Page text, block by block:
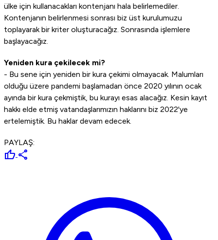
ülke için kullanacakları kontenjanı hala belirlemediler.
Kontenjanın belirlenmesi sonrası biz üst kurulumuzu
toplayarak bir kriter oluşturacağız. Sonrasında işlemlere
başlayacağız.
Yeniden kura çekilecek mi?
- Bu sene için yeniden bir kura çekimi olmayacak. Malumları
olduğu üzere pandemi başlamadan önce 2020 yılının ocak
ayında bir kura çekmiştik, bu kurayı esas alacağız. Kesin kayıt
hakkı elde etmiş vatandaşlarımızın haklarını biz 2022'ye
ertelemiştik. Bu haklar devam edecek.
PAYLAŞ:
thumb_up share